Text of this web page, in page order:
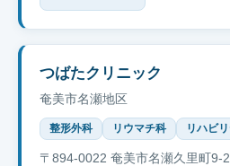
つばたクリニック
奄美市名瀬地区
整形外科 リウマチ科 リハビ
〒894-0022 奄美市名瀬久里町9-2